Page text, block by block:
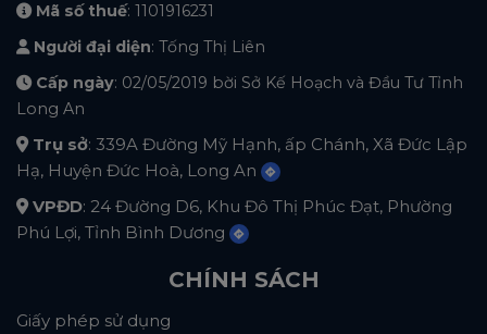
Mã số thuế: 1101916231
Người đại diện: Tống Thị Liên
Cấp ngày: 02/05/2019 bời Sở Kế Hoạch và Đầu Tư Tỉnh
Long An
Trụ sở: 339A Đường Mỹ Hạnh, ấp Chánh, Xã Đức Lập
Hạ, Huyện Đức Hoà, Long An
VPĐD: 24 Đường D6, Khu Đô Thị Phúc Đạt, Phường
Phú Lợi, Tỉnh Bình Dương
CHÍNH SÁCH
Giấy phép sử dụng